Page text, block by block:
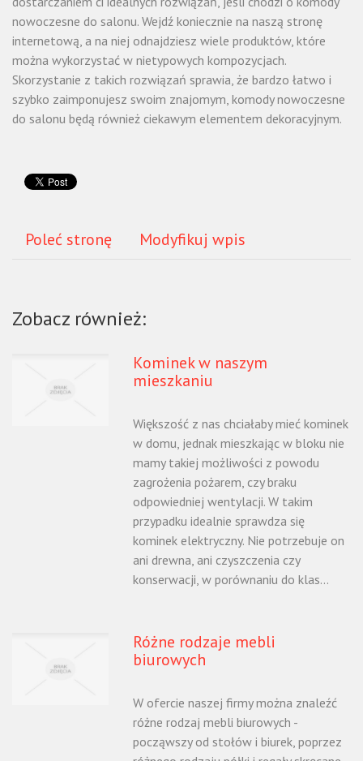
nowoczesne do salonu. Wejdź koniecznie na naszą stronę
internetową, a na niej odnajdziesz wiele produktów, które
można wykorzystać w nietypowych kompozycjach.
Skorzystanie z takich rozwiązań sprawia, że bardzo łatwo i
szybko zaimponujesz swoim znajomym, komody nowoczesne
do salonu będą również ciekawym elementem dekoracyjnym.
Poleć stronę Modyfikuj wpis
Zobacz również:
Kominek w naszym
mieszkaniu
Większość z nas chciałaby mieć kominek
w domu, jednak mieszkając w bloku nie
mamy takiej możliwości z powodu
zagrożenia pożarem, czy braku
odpowiedniej wentylacji. W takim
przypadku idealnie sprawdza się
kominek elektryczny. Nie potrzebuje on
ani drewna, ani czyszczenia czy
konserwacji, w porównaniu do klas...
Różne rodzaje mebli
biurowych
W ofercie naszej firmy można znaleźć
różne rodzaj mebli biurowych -
począwszy od stołów i biurek, poprzez